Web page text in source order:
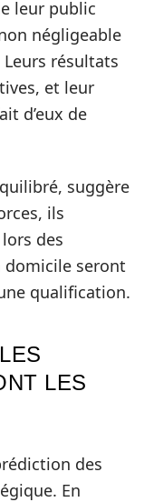
leur public
négligeable
résultats
et leur
d’eux de
suggère
ils
des
domicile seront
qualification.
LES
des
En